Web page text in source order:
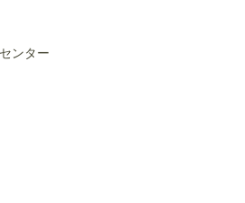
ンター